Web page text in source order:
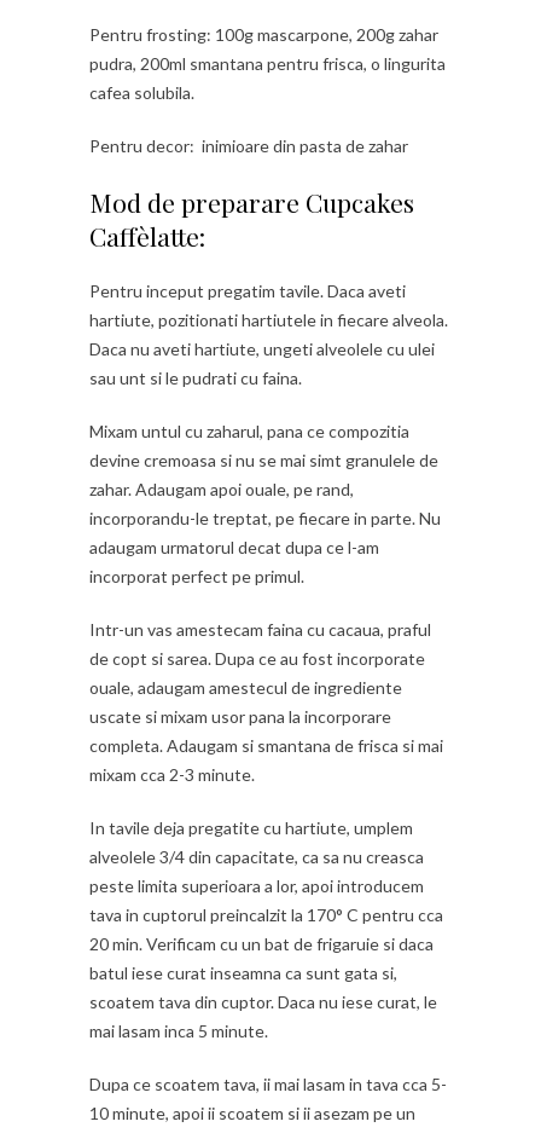
Pentru frosting: 100g mascarpone, 200g zahar
pudra, 200ml smantana pentru frisca, o lingurita
cafea solubila.
Pentru decor: inimioare din pasta de zahar
Mod de preparare Cupcakes
Caffèlatte:
Pentru inceput pregatim tavile. Daca aveti
hartiute, pozitionati hartiutele in fiecare alveola.
Daca nu aveti hartiute, ungeti alveolele cu ulei
sau unt si le pudrati cu faina.
Mixam untul cu zaharul, pana ce compozitia
devine cremoasa si nu se mai simt granulele de
zahar. Adaugam apoi ouale, pe rand,
incorporandu-le treptat, pe fiecare in parte. Nu
adaugam urmatorul decat dupa ce l-am
incorporat perfect pe primul.
Intr-un vas amestecam faina cu cacaua, praful
de copt si sarea. Dupa ce au fost incorporate
ouale, adaugam amestecul de ingrediente
uscate si mixam usor pana la incorporare
completa. Adaugam si smantana de frisca si mai
mixam cca 2-3 minute.
In tavile deja pregatite cu hartiute, umplem
alveolele 3/4 din capacitate, ca sa nu creasca
peste limita superioara a lor, apoi introducem
tava in cuptorul preincalzit la 170° C pentru cca
20 min. Verificam cu un bat de frigaruie si daca
batul iese curat inseamna ca sunt gata si,
scoatem tava din cuptor. Daca nu iese curat, le
mai lasam inca 5 minute.
Dupa ce scoatem tava, ii mai lasam in tava cca 5-
10 minute, apoi ii scoatem si ii asezam pe un